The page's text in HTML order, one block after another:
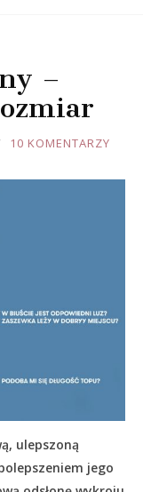
–
10 KOMENTARZY
ulepszoną
jego